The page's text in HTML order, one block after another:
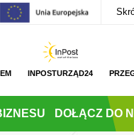
INPOSTURZĄD24
DOŁĄCZ DO